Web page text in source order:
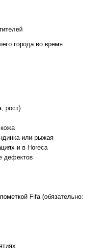
города во время
рост)
или рыжая
и в Horeca
дефектов
Fifa (обязательно: